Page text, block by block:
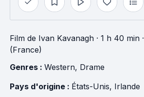
Film de Ivan Kavanagh · 1 h 40 min
(France)
Genres : Western, Drame
Pays d'origine : États-Unis, Irlande